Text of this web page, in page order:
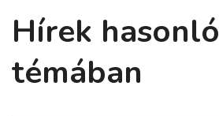
Hírek hasonló
témában